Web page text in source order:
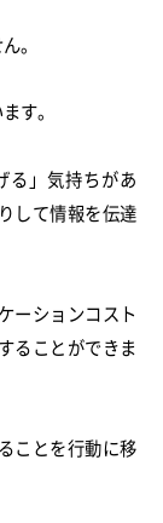
。
す。
る」気持ちがあ
して情報を伝達
ーションコスト
ることができま
ことを行動に移